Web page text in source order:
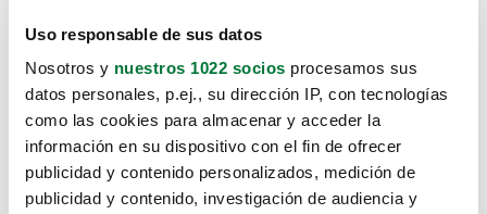
Uso responsable de sus datos
Nosotros y nuestros 1022 socios procesamos sus
datos personales, p.ej., su dirección IP, con tecnologías
como las cookies para almacenar y acceder la
información en su dispositivo con el fin de ofrecer
publicidad y contenido personalizados, medición de
publicidad y contenido, investigación de audiencia y
Lo sentimos, no sabemos como
te hemos traido hasta aquí.